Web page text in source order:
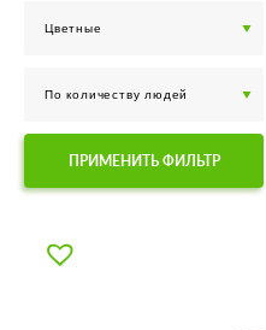
ПРИМЕНИТЬ ФИЛЬТР